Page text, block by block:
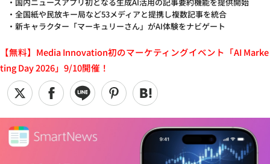
・全国紙や民放キー局など53メディアと提携し複数記事を統合
・新キャラクター「マーキュリーさん」がAI体験をナビゲート
【無料】Media Innovation初のマーケティングイベント「AI Marke
ting Day 2026」9/10開催！